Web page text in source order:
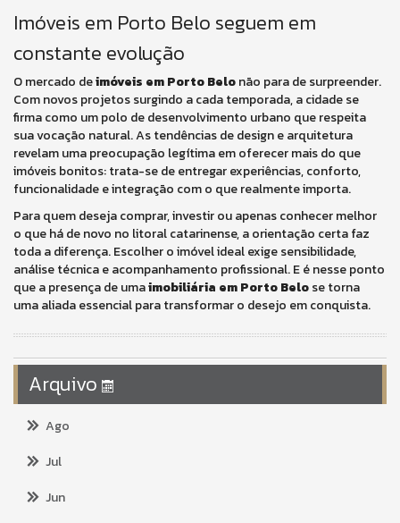
Imóveis em Porto Belo seguem em
constante evolução
O mercado deimóveis em Porto Belonão para de surpreender.
Com novos projetos surgindo a cada temporada, a cidade se
firma como um polo de desenvolvimento urbano que respeita
sua vocação natural. As tendências de design e arquitetura
revelam uma preocupação legítima em oferecer mais do que
imóveis bonitos: trata-se de entregar experiências, conforto,
funcionalidade e integração com o que realmente importa.
Para quem deseja comprar, investir ou apenas conhecer melhor
o que há de novo no litoral catarinense, a orientação certa faz
toda a diferença. Escolher o imóvel ideal exige sensibilidade,
análise técnica e acompanhamento profissional. E é nesse ponto
que a presença de umaimobiliária em Porto Belose torna
uma aliada essencial para transformar o desejo em conquista.
Arquivo
Ago
Jul
Jun